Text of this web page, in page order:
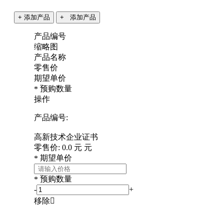
+ 添加产品 + 添加产品
产品编号
缩略图
产品名称
零售价
期望单价
* 预购数量
操作
产品编号:
高新技术企业证书
零售价: 0.0 元 元
* 期望单价
* 预购数量
-
+
移除